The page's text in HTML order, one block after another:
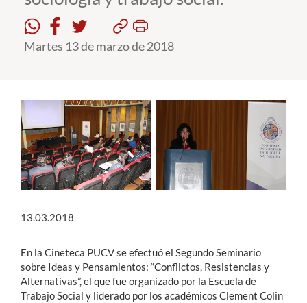
Formación Continua
Funcionarios
Alumni
Martes 13 de marzo de 2018
13.03.2018
En la Cineteca PUCV se efectuó el Segundo Seminario
sobre Ideas y Pensamientos: “Conflictos, Resistencias y
Alternativas”, el que fue organizado por la Escuela de
Trabajo Social y liderado por los académicos Clement Colin